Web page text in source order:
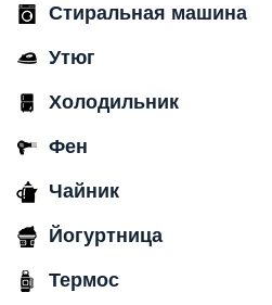
Стиральная машина
Утюг
Холодильник
Фен
Чайник
Йогуртница
Термос